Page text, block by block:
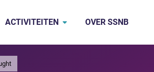
ACTIVITEITEN OVER SSNB